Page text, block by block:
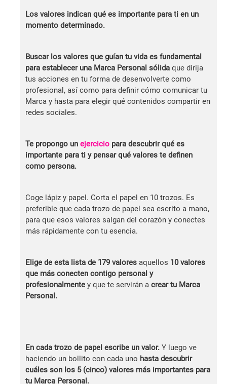
Los valores indican qué es importante para ti en un
momento determinado.
Buscar los valores que guían tu vida es fundamental
para establecer una Marca Personal sólida que dirija
tus acciones en tu forma de desenvolverte como
profesional, así como para definir cómo comunicar tu
Marca y hasta para elegir qué contenidos compartir en
redes sociales.
Te propongo un ejercicio para descubrir qué es
importante para ti y pensar qué valores te definen
como persona.
Coge lápiz y papel. Corta el papel en 10 trozos. Es
preferible que cada trozo de papel sea escrito a mano,
para que esos valores salgan del corazón y conectes
más rápidamente con tu esencia.
Elige de esta lista de 179 valores aquellos 10 valores
que más conecten contigo personal y
profesionalmente y que te servirán a crear tu Marca
Personal.
En cada trozo de papel escribe un valor. Y luego ve
haciendo un bollito con cada uno hasta descubrir
cuáles son los 5 (cinco) valores más importantes para
tu Marca Personal.